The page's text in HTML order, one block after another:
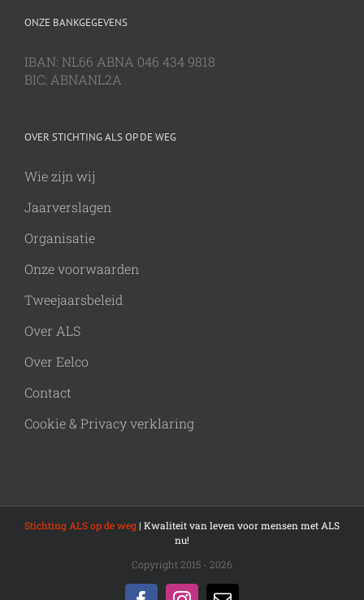
ONZE BANKGEGEVENS
IBAN: NL66 ABNA 046 434 9818
BIC: ABNANL2A
OVER STICHTING ALS OP DE WEG
Wie zijn wij
Jaarverslagen
Organisatie
Onze voorwaarden
Tweejaarsbeleid
Over ALS
Over Eelco
Contact
Cookie & Privacy verklaring
Stichting ALS op de weg| Kwaliteit van leven voor mensen met ALS
nu!
Copyright 2015 - 2026